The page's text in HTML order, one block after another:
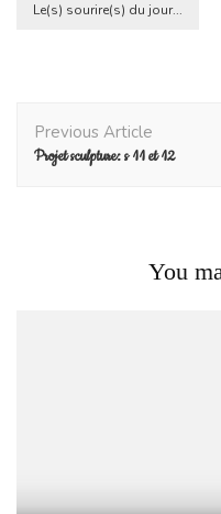
Le(s) sourire(s) du jour...
Navigation
Previous Article
Projet sculpture: s 11 et 12
You